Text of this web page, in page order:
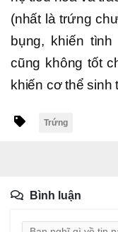
(nhất là trứng
bụng, khiến
cũng không tốt
khiến cơ thể sinh
Trứng
Bình luận